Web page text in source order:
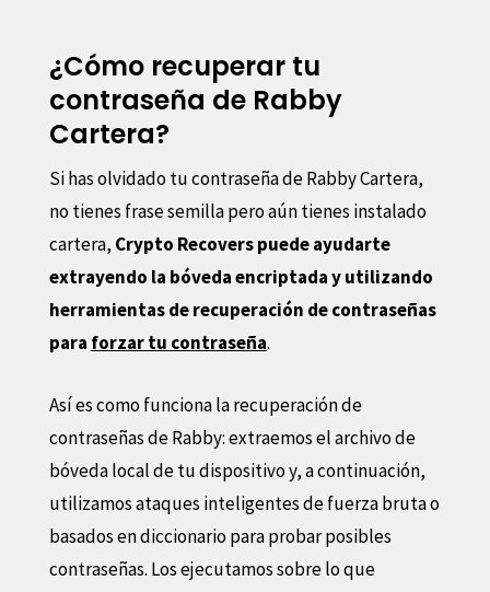
¿Cómo recuperar tu
contraseña de Rabby
Cartera?
Si has olvidado tu contraseña de Rabby Cartera,
no tienes frase semilla pero aún tienes instalado
cartera, Crypto Recovers puede ayudarte
extrayendo la bóveda encriptada y utilizando
herramientas de recuperación de contraseñas
para forzar tu contraseña.
Así es como funciona la recuperación de
contraseñas de Rabby: extraemos el archivo de
bóveda local de tu dispositivo y, a continuación,
utilizamos ataques inteligentes de fuerza bruta o
basados en diccionario para probar posibles
contraseñas. Los ejecutamos sobre lo que